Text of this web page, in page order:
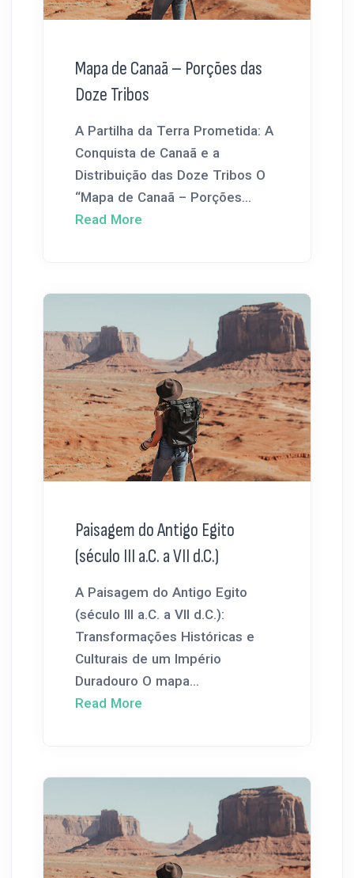
Mapa de Canaã – Porções das
Doze Tribos
A Partilha da Terra Prometida: A
Conquista de Canaã e a
Distribuição das Doze Tribos O
“Mapa de Canaã – Porções...
Read More
Paisagem do Antigo Egito
(século III a.C. a VII d.C.)
A Paisagem do Antigo Egito
(século III a.C. a VII d.C.):
Transformações Históricas e
Culturais de um Império
Duradouro O mapa...
Read More